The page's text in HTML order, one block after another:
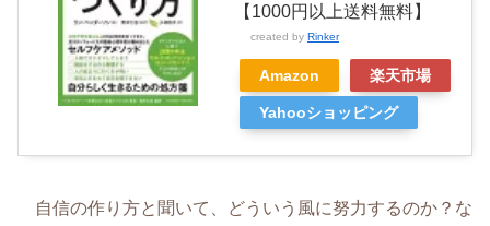
【1000円以上送料無料】
created by Rinker
Amazon 楽天市場
Yahooショッピング
自信の作り方と聞いて、どういう風に努力するのか？な